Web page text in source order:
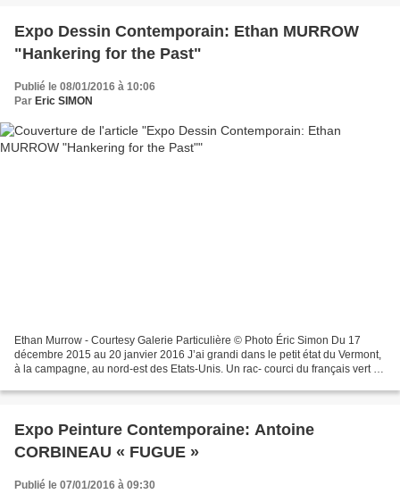
Expo Dessin Contemporain: Ethan MURROW
"Hankering for the Past"
Publié le 08/01/2016 à 10:06
Par Eric SIMON
Ethan Murrow - Courtesy Galerie Particulière © Photo Éric Simon Du 17
décembre 2015 au 20 janvier 2016 J’ai grandi dans le petit état du Vermont,
à la campagne, au nord-est des Etats-Unis. Un rac- courci du français vert de
Expo Peinture Contemporaine: Antoine
CORBINEAU « FUGUE »
Publié le 07/01/2016 à 09:30